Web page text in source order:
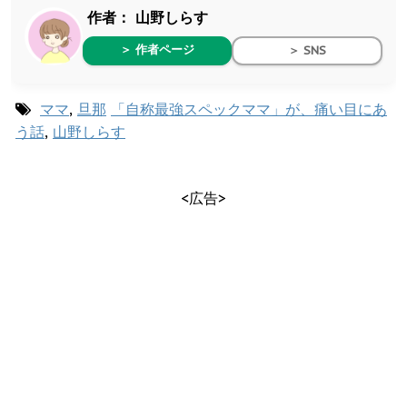
作者： 山野しらす
＞ 作者ページ ＞ SNS
ママ, 旦那
「自称最強スペックママ」が、痛い目にあ
う話, 山野しらす
<広告>